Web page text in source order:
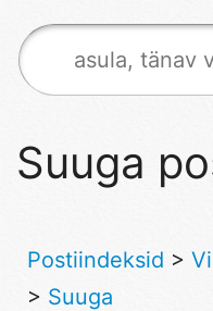
Suuga
Postiindeksid >
> Suuga